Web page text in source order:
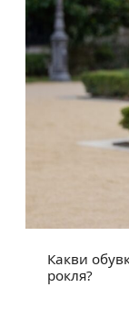
Какви
рокля?